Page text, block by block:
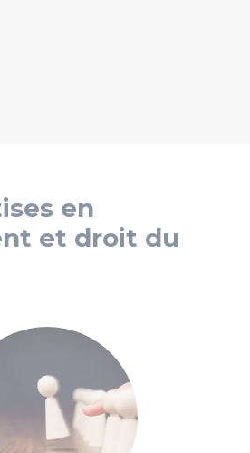
au moment de la rupture
que l’on examine la
démission, prise
est également
ou pour négocier
en
et droit du